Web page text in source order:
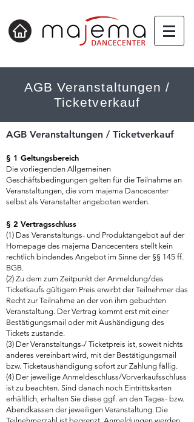
AGB Veranstaltungen /
Ticketverkauf
AGB Veranstaltungen / Ticketverkauf
§ 1 Geltungsbereich
Die vorliegenden Allgemeinen
Geschäftsbedingungen gelten für die Teilnahme an
Veranstaltungen, die vom majema Dancecenter
selbst als Veranstalter angeboten werden.
§ 2 Vertragsschluss
(1) Das Veranstaltungs- und Produktangebot auf der
Homepage des majema Dancecenters stellt kein
rechtlich bindendes Angebot im Sinne der §§ 145 ff.
BGB.
(2) Zu dem zum Zeitpunkt der Anmeldung/des
Ticketkaufs gültigem Preis erwirbt der Teilnehmer das
Recht zur Teilnahme an der von ihm gebuchten
Veranstaltung. Der Vertrag kommt erst mit einer
Bestätigungsmail oder mit Aushändigung des
Tickets zustande.
(3) Der Veranstaltungs-/ Ticketpreis ist, soweit nichts
anderes vereinbart wird, mit der Bestätigungsmail
bzw. Ticketaushändigung sofort zur Zahlung fällig.
(4) Der jeweilige Anmeldeschluss/Vorverkaufsschluss
ist zu beachten. Sind danach noch Eintrittskarten
erhältlich, erhalten Sie diese ggf. an den Tages- bzw.
Abendkassen der jeweiligen Veranstaltung. Die